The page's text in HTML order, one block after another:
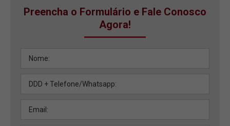
Preencha o Formulário e Fale Conosco
Agora!